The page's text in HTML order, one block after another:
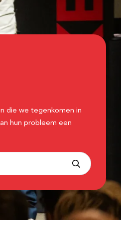
die we tegenkomen in
hun probleem een